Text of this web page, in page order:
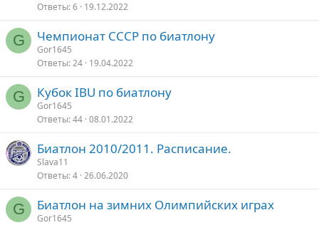
Ответы 6 19.12.2022
G Чемпионат СССР по биатлону
Gor1645
Ответы 24 19.04.2022
G Кубок IBU по биатлону
Gor1645
Ответы 44 08.01.2022
Биатлон 2010/2011. Расписание.
Slava11
Ответы 4 26.06.2020
G Биатлон на зимних Олимпийских играх
Gor1645